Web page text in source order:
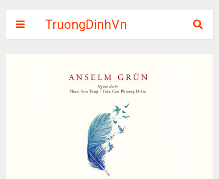
TruongDinhVn
Chia sẽ ebook,
tập miễn phí